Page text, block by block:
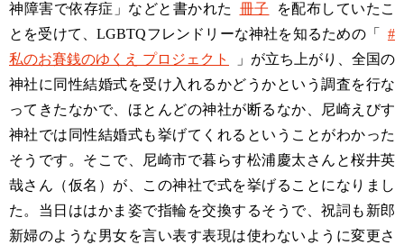
神障害で依存症」などと書かれた
冊子
を配布していたこ
とを受けて、LGBTQフレンドリーな神社を知るための「
#
私のお賽銭のゆくえ プロジェクト
」が立ち上がり、全国の
神社に同性結婚式を受け入れるかどうかという調査を行な
ってきたなかで、ほとんどの神社が断るなか、尼崎えびす
神社では同性結婚式も挙げてくれるということがわかった
そうです。そこで、尼崎市で暮らす松浦慶太さんと桜井英
哉さん（仮名）が、この神社で式を挙げることになりまし
た。当日ははかま姿で指輪を交換するそうで、祝詞も新郎
新婦のような男女を言い表す表現は使わないように変更さ